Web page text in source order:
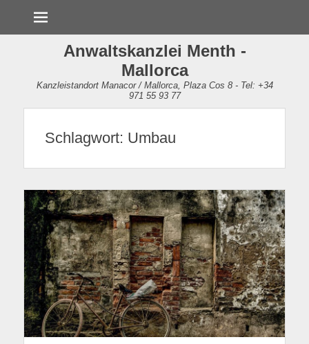
Anwaltskanzlei Menth -
Mallorca
Kanzleistandort Manacor / Mallorca, Plaza Cos 8 - Tel: +34
971 55 93 77
Schlagwort: Umbau